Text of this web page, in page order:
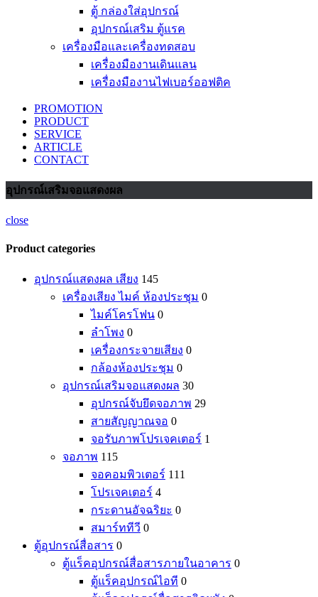
ตู้ กล่องใส่อุปกรณ์
อุปกรณ์เสริม ตู้แรค
เครื่องมือและเครื่องทดสอบ
เครื่องมืองานเดินแลน
เครื่องมืองานไฟเบอร์ออฟติค
PROMOTION
PRODUCT
SERVICE
ARTICLE
CONTACT
อุปกรณ์เสริมจอแสดงผล
close
Product categories
อุปกรณ์แสดงผล เสียง 145
เครื่องเสียง ไมค์ ห้องประชุม 0
ไมค์โครโฟน 0
ลำโพง 0
เครื่องกระจายเสียง 0
กล้องห้องประชุม 0
อุปกรณ์เสริมจอแสดงผล 30
อุปกรณ์จับยึดจอภาพ 29
สายสัญญาณจอ 0
จอรับภาพโปรเจคเตอร์ 1
จอภาพ 115
จอคอมพิวเตอร์ 111
โปรเจคเตอร์ 4
กระดานอัจฉริยะ 0
สมาร์ททีวี 0
ตู้อุปกรณ์สื่อสาร 0
ตู้แร็คอุปกรณ์สื่อสารภายในอาคาร 0
ตู้แร็คอุปกรณ์ไอที 0